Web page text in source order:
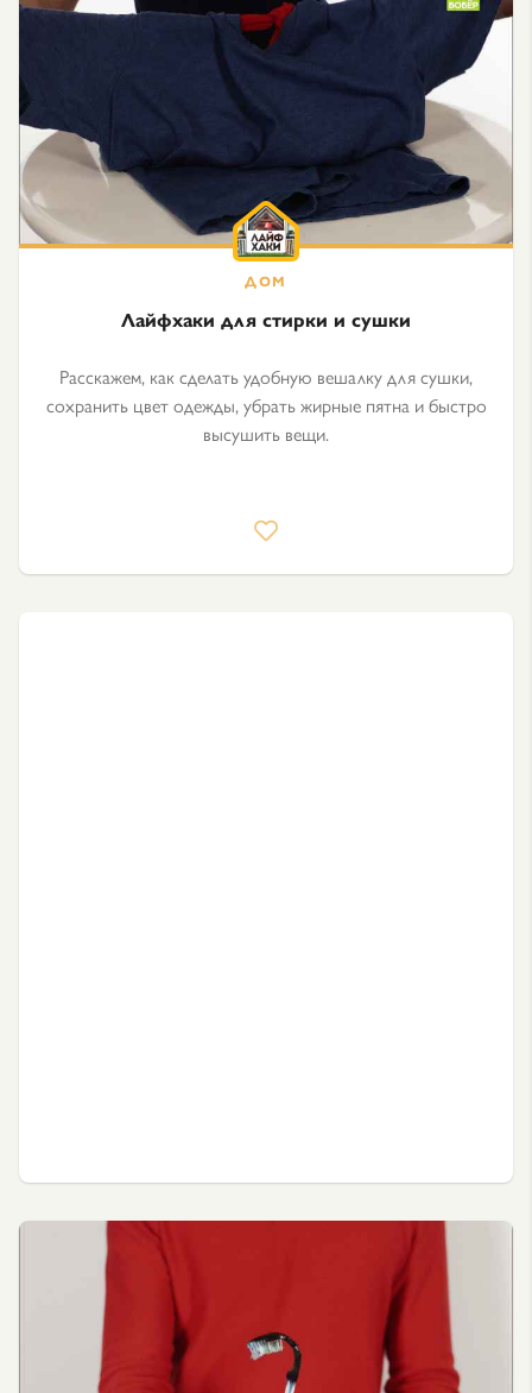
Лайфхаки для стирки и сушки
Расскажем, как сделать удобную вешалку для сушки,
сохранить цвет одежды, убрать жирные пятна и быстро
высушить вещи.